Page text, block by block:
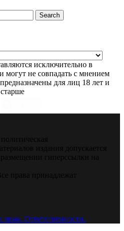
Search
исключительно в
могут не совпадать с мнением
для лиц 18 лет и
старше
издания допускается
гиперссылки на
права принадлежат
прав. Ответственности.